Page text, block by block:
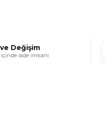
Değişim
iade imkanı